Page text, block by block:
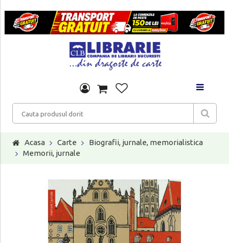
Acasa Carte
Biografii, jurnale, memorialistica
Memorii, jurnale